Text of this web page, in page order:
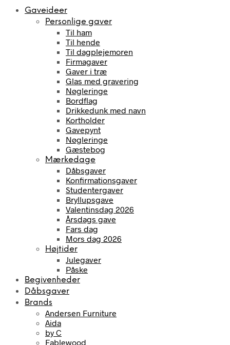
Gaveideer
Personlige gaver
Til ham
Til hende
Til dagplejemoren
Firmagaver
Gaver i træ
Glas med gravering
Nøgleringe
Bordflag
Drikkedunk med navn
Kortholder
Gavepynt
Nøgleringe
Gæstebog
Mærkedage
Dåbsgaver
Konfirmationsgaver
Studentergaver
Bryllupsgave
Valentinsdag 2026
Årsdags gave
Fars dag
Mors dag 2026
Højtider
Julegaver
Påske
Begivenheder
Dåbsgaver
Brands
Andersen Furniture
Aida
by C
Fablewood